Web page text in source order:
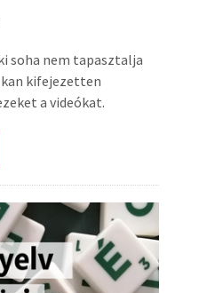
soha nem tapasztalja
kifejezetten
a videókat.